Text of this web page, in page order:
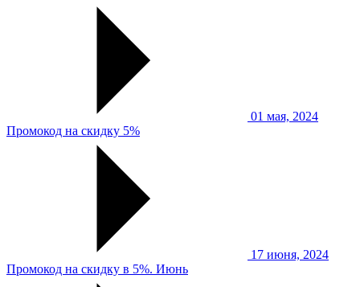
01 мая, 2024
Промокод на скидку 5%
17 июня, 2024
Промокод на скидку в 5%. Июнь